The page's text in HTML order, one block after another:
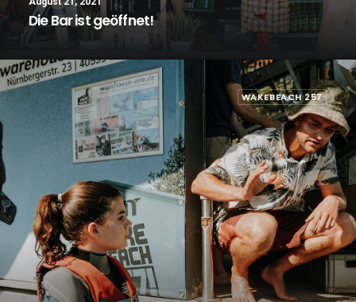
Die Bar ist geöffnet!
WAKEBEACH 257